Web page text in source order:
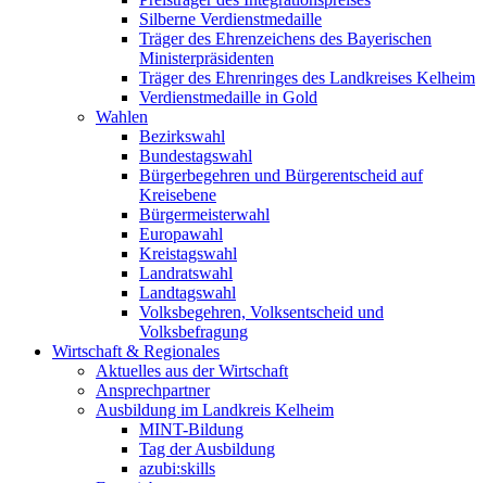
Silberne Verdienstmedaille
Träger des Ehrenzeichens des Bayerischen
Ministerpräsidenten
Träger des Ehrenringes des Landkreises Kelheim
Verdienstmedaille in Gold
Wahlen
Bezirkswahl
Bundestagswahl
Bürgerbegehren und Bürgerentscheid auf
Kreisebene
Bürgermeisterwahl
Europawahl
Kreistagswahl
Landratswahl
Landtagswahl
Volksbegehren, Volksentscheid und
Volksbefragung
Wirtschaft & Regionales
Aktuelles aus der Wirtschaft
Ansprechpartner
Ausbildung im Landkreis Kelheim
MINT-Bildung
Tag der Ausbildung
azubi:skills